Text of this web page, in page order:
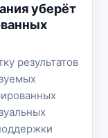
уберёт
результатов